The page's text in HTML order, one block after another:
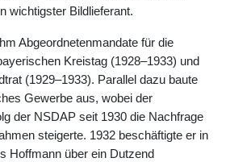
wichtigster Bildlieferant.
Abgeordnetenmandate für die
Kreistag (1928–1933) und
(1929–1933). Parallel dazu baute
Gewerbe aus, wobei der
der NSDAP seit 1930 die Nachfrage
steigerte. 1932 beschäftigte er in
Hoffmann über ein Dutzend